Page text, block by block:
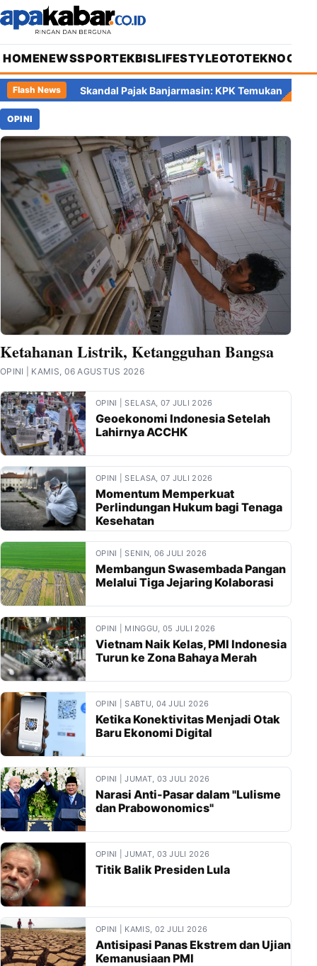
HOMENEWSSPORTEKBISLIFESTYLEOTOTEKNO
Flash News
Melebar Skandal Pajak Banjarmasin: KPK Temukan Rp11
OPINI
Ketahanan Listrik, Ketangguhan Bangsa
OPINI | KAMIS, 06 AGUSTUS 2026
OPINI | SELASA, 07 JULI 2026
Geoekonomi Indonesia Setelah
Lahirnya ACCHK
OPINI | SELASA, 07 JULI 2026
Momentum Memperkuat
Perlindungan Hukum bagi Tenaga
Kesehatan
OPINI | SENIN, 06 JULI 2026
Membangun Swasembada Pangan
Melalui Tiga Jejaring Kolaborasi
OPINI | MINGGU, 05 JULI 2026
Vietnam Naik Kelas, PMI Indonesia
Turun ke Zona Bahaya Merah
OPINI | SABTU, 04 JULI 2026
Ketika Konektivitas Menjadi Otak
Baru Ekonomi Digital
OPINI | JUMAT, 03 JULI 2026
Narasi Anti-Pasar dalam "Lulisme
dan Prabowonomics"
OPINI | JUMAT, 03 JULI 2026
Titik Balik Presiden Lula
OPINI | KAMIS, 02 JULI 2026
Antisipasi Panas Ekstrem dan Ujian
Kemanusiaan PMI